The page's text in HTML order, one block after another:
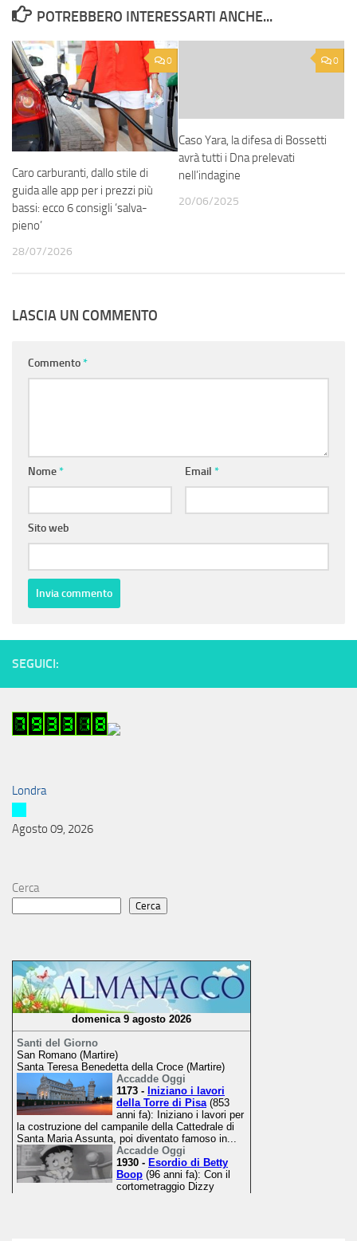
POTREBBERO INTERESSARTI ANCHE...
0
Caro carburanti, dallo stile di
guida alle app per i prezzi più
bassi: ecco 6 consigli ‘salva-
pieno’
28/07/2026
0
Caso Yara, la difesa di Bossetti
avrà tutti i Dna prelevati
nell’indagine
20/06/2025
LASCIA UN COMMENTO
Commento*
Nome* Email *
Sito web
SEGUICI:
Londra
Agosto 09, 2026
Cerca
Cerca